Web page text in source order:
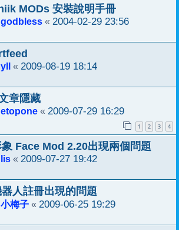
MODs 安裝說明手冊
godbless « 2004-02-29 23:56
yll « 2009-08-19 18:14
章隱藏
etopone « 2009-07-29 16:29
1 2 3 4
Face Mod 2.20出現兩個問題
lis « 2009-07-27 19:42
人註冊出現的問題
小梅子 « 2009-06-25 19:29